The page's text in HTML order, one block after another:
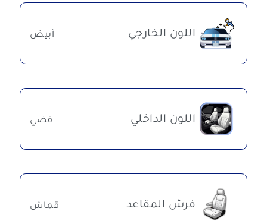
اللون الخارجي أبيض
اللون الداخلي فضي
فرش المقاعد قماش